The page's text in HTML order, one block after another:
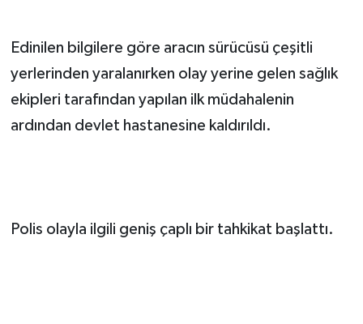
Edinilen bilgilere göre aracın sürücüsü çeşitli
yerlerinden yaralanırken olay yerine gelen sağlık
ekipleri tarafından yapılan ilk müdahalenin
ardından devlet hastanesine kaldırıldı.
Polis olayla ilgili geniş çaplı bir tahkikat başlattı.